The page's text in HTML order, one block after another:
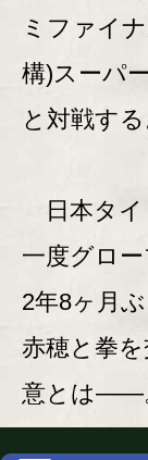
ミファイ
構)スーパ
と対戦する
日本タイ
一度グロ
2年8ヶ月
赤穂と拳
意とは――